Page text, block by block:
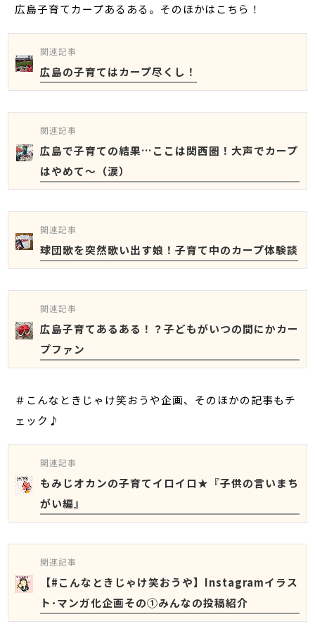
広島子育てカープあるある。そのほかはこちら！
関連記事
広島の子育てはカープ尽くし！
関連記事
広島で子育ての結果…ここは関西圏！大声でカープ
はやめて～（涙）
関連記事
球団歌を突然歌い出す娘！子育て中のカープ体験談
関連記事
広島子育てあるある！？子どもがいつの間にかカー
プファン
＃こんなときじゃけ笑おうや企画、そのほかの記事もチ
ェック♪
関連記事
もみじオカンの子育てイロイロ★『子供の言いまち
がい編』
関連記事
【#こんなときじゃけ笑おうや】Instagramイラス
ト･マンガ化企画その①みんなの投稿紹介